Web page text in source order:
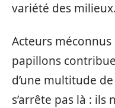
variété des milieux.
Acteurs méconnus
papillons
d’une multitude
s’arrête pas là :